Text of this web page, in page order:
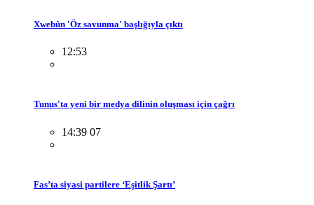
Xwebûn 'Öz savunma' başlığıyla çıktı
12:53
Tunus'ta yeni bir medya dilinin oluşması için çağrı
14:39 07
Fas’ta siyasi partilere ‘Eşitlik Şartı’